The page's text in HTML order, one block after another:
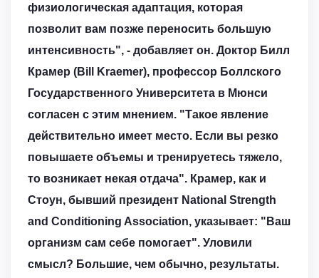
физиологическая адаптация, которая
позволит вам позже переносить большую
интенсивность", - добавляет он. Доктор Билл
Крамер (Bill Kraemer), профессор Боллского
Государственного Университета в Мюнси
согласен с этим мнением. "Такое явление
действительно имеет место. Если вы резко
повышаете объемы и тренируетесь тяжело,
то возникает некая отдача". Крамер, как и
Стоун, бывший президент National Strength
and Conditioning Association, указывает: "Ваш
организм сам себе помогает". Уловили
смысл? Большие, чем обычно, результаты.